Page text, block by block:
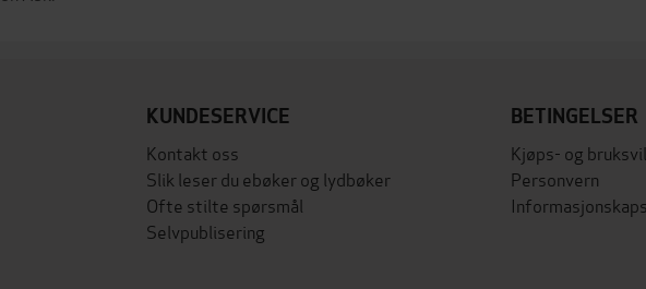
KUNDESERVICE
Kontakt oss
Slik leser du ebøker og lydbøker
Ofte stilte spørsmål
Selvpublisering
BETINGELSER
Kjøps- og
Personvern